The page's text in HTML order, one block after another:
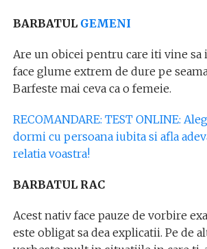
BARBATUL GEMENI
Are un obicei pentru care iti vine sa
face glume extrem de dure pe
Barfeste mai ceva ca o femeie.
RECOMANDARE: TEST ONLINE:
dormi cu persoana iubita si afla
relatia voastra!
BARBATUL RAC
Acest nativ face pauze de vorbire
este obligat sa dea explicatii. Pe de